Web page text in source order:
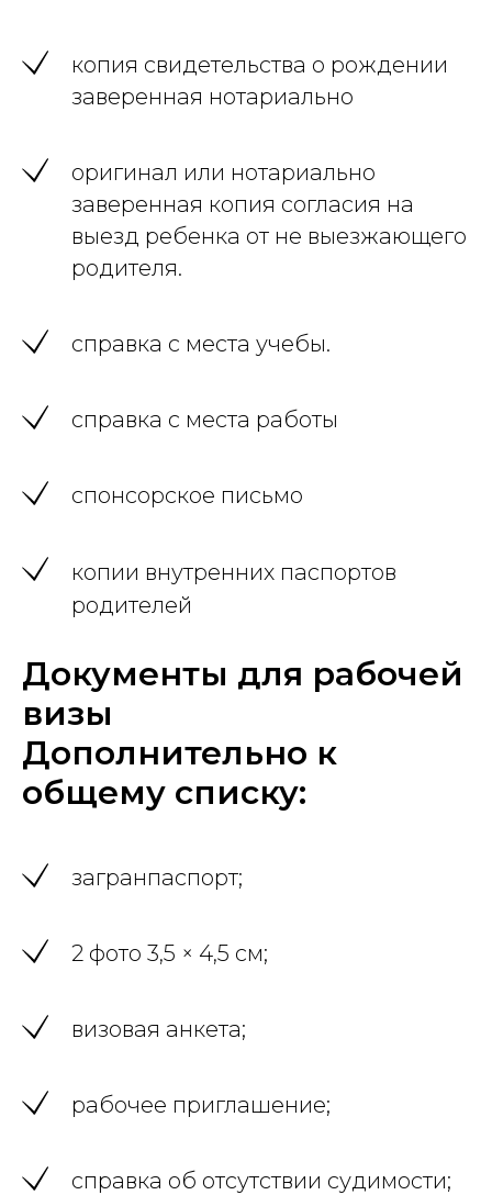
копия свидетельства о рождении
заверенная нотариально
оригинал или нотариально
заверенная копия согласия на
выезд ребенка от не выезжающего
родителя.
справка с места учебы.
справка с места работы
спонсорское письмо
копии внутренних паспортов
родителей
Документы для рабочей
визы
Дополнительно к
общему списку:
загранпаспорт;
2 фото 3,5 × 4,5 см;
визовая анкета;
рабочее приглашение;
справка об отсутствии судимости;